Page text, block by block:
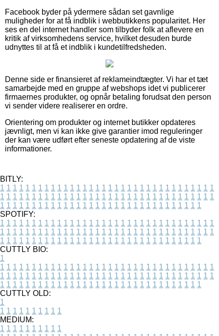
Facebook byder på ydermere sådan set gavnlige
muligheder for at få indblik i webbutikkens popularitet. Her
ses en del internet handler som tilbyder folk at aflevere en
kritik af virksomhedens service, hvilket desuden burde
udnyttes til at få et indblik i kundetilfredsheden.
Denne side er finansieret af reklameindtægter. Vi har et tæt
samarbejde med en gruppe af webshops idet vi publicerer
firmaernes produkter, og opnår betaling forudsat den person
vi sender videre realiserer en ordre.
Orientering om produkter og internet butikker opdateres
jævnligt, men vi kan ikke give garantier imod reguleringer
der kan være udført efter seneste opdatering af de viste
informationer.
BITLY:
1 1 1 1 1 1 1 1 1 1 1 1 1 1 1 1 1 1 1 1 1 1 1 1 1 1 1 1 1 1 1 1 1 1
1 1 1 1 1 1 1 1 1 1 1 1 1 1 1 1 1 1 1 1 1 1 1 1 1 1 1 1 1 1 1 1 1 1
1 1 1 1 1 1 1 1 1 1 1 1 1 1 1 1 1 1 1 1 1 1 1 1 1 1 1 1 1 1 1 1
SPOTIFY:
1 1 1 1 1 1 1 1 1 1 1 1 1 1 1 1 1 1 1 1 1 1 1 1 1 1 1 1 1 1 1 1 1 1
1 1 1 1 1 1 1 1 1 1 1 1 1 1 1 1 1 1 1 1 1 1 1 1 1 1 1 1 1 1 1 1 1 1
1 1 1 1 1 1 1 1 1 1 1 1 1 1 1 1 1 1 1 1 1 1 1 1 1 1 1 1 1 1 1 1
CUTTLY BIO:
1
1 1 1 1 1 1 1 1 1 1 1 1 1 1 1 1 1 1 1 1 1 1 1 1 1 1 1 1 1 1 1 1 1 1
1 1 1 1 1 1 1 1 1 1 1 1 1 1 1 1 1 1 1 1 1 1 1 1 1 1 1 1 1 1 1 1 1 1
1 1 1 1 1 1 1 1 1 1 1 1 1 1 1 1 1 1 1 1 1 1 1 1 1 1 1 1 1 1 1 1
CUTTLY OLD:
1
1 1 1 1 1 1 1 1 1 1
MEDIUM:
1 1 1 1 1 1 1 1 1 1